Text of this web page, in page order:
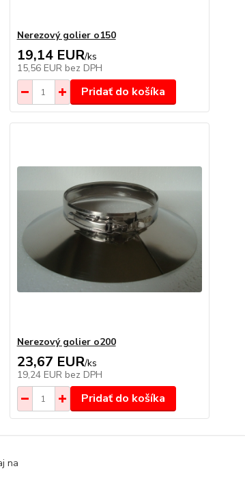
Nerezový golier o150
19,14 EUR/ks
15,56 EUR bez DPH
Pridať do košíka
Nerezový golier o200
23,67 EUR/ks
19,24 EUR bez DPH
Pridať do košíka
na